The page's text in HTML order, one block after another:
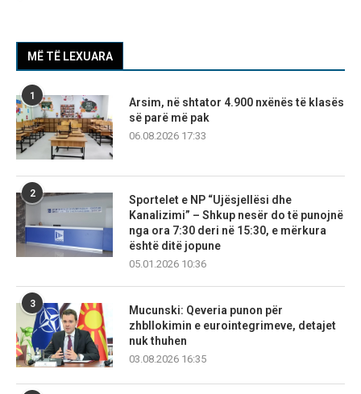
MË TË LEXUARA
1
Arsim, në shtator 4.900 nxënës të klasës
së parë më pak
06.08.2026 17:33
2
Sportelet e NP “Ujësjellësi dhe
Kanalizimi” – Shkup nesër do të punojnë
nga ora 7:30 deri në 15:30, e mërkura
është ditë jopune
05.01.2026 10:36
3
Mucunski: Qeveria punon për
zhbllokimin e eurointegrimeve, detajet
nuk thuhen
03.08.2026 16:35